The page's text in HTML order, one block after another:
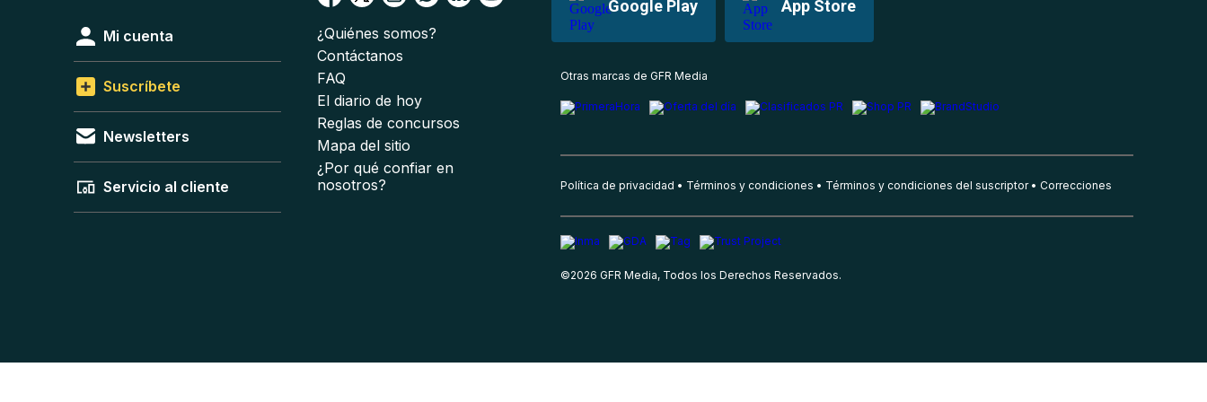
Google Play App Store
Mi cuenta
Suscríbete
Newsletters
Servicio al cliente
¿Quiénes somos?
Contáctanos
FAQ
El diario de hoy
Reglas de concursos
Mapa del sitio
¿Por qué confiar en
nosotros?
Otras marcas de GFR Media
Política de privacidad Términos y condiciones Términos y condiciones del suscriptor Correcciones
©2026 GFR Media, Todos los Derechos Reservados.